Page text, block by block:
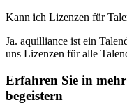
Kann ich Lizenzen für
Ja. aquilliance ist ein
uns Lizenzen für alle
Erfahren Sie in
begeistern